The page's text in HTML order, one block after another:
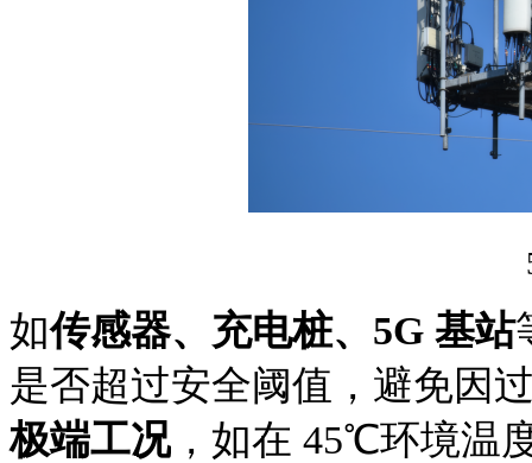
如传感器、充电桩、 5G 基站
是否超过安全阈值，避免因
极端工况 ，如在 45℃环境温